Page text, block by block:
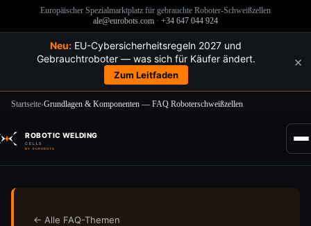
Europäischer Spezialmarktplatz für gebrauchte Roboter-Schweißzellen
ale@eurobots.com · +34 647 044 924
Neu: EU-Cybersicherheitsregeln 2027 und
Gebrauchtroboter — was sich für Käufer ändert.
Zum Leitfaden
×
Startseite›Grundlagen & Komponenten — FAQ Roboterschweißzellen
Inhalt
springen
ROBOTIC WELDING
CELLS
BY EUROBOTS
← Alle FAQ-Themen